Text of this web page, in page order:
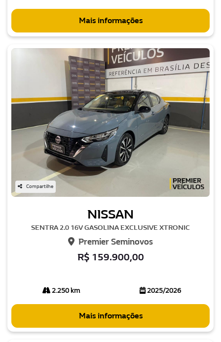
Mais informações
Compartilhe
NISSAN
SENTRA 2.0 16V GASOLINA EXCLUSIVE XTRONIC
Premier Seminovos
R$ 159.900,00
2.250 km 2025/2026
Mais informações